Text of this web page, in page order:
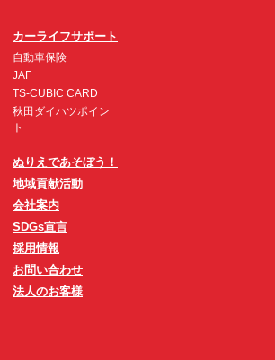
カーライフサポート
自動車保険
JAF
TS-CUBIC CARD
秋田ダイハツポイン
ト
ぬりえであそぼう！
地域貢献活動
会社案内
SDGs宣言
採用情報
お問い合わせ
法人のお客様